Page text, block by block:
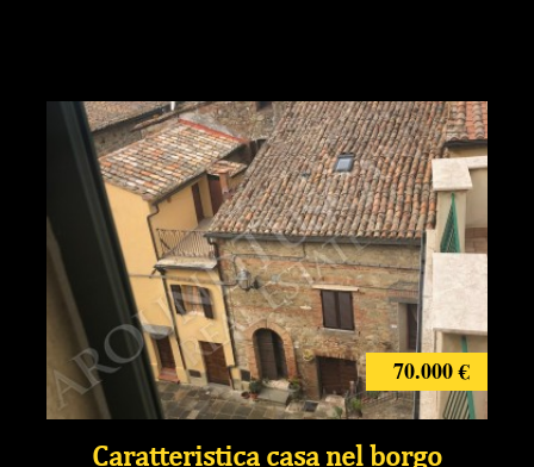
70.000 €
Caratteristica casa nel borgo